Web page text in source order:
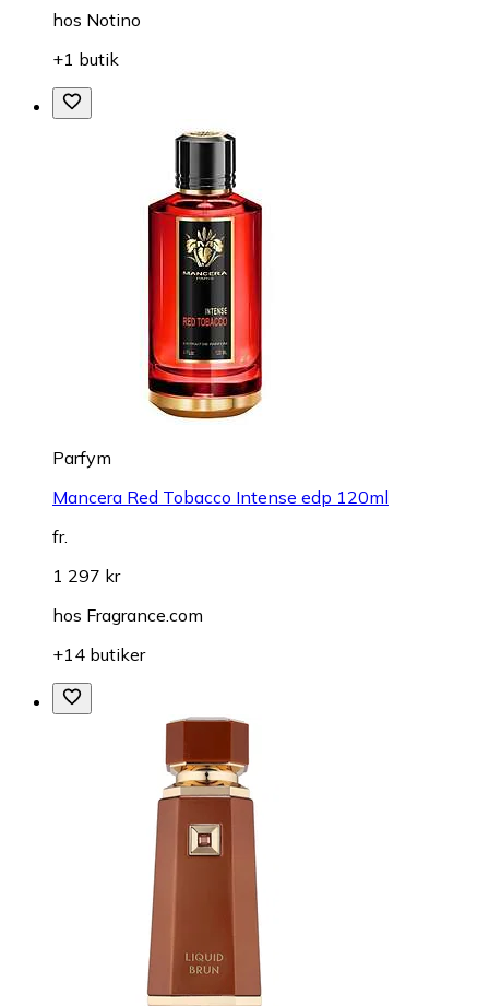
hos Notino
+1 butik
Parfym
Mancera Red Tobacco Intense edp 120ml
fr.
1 297 kr
hos Fragrance.com
+14 butiker